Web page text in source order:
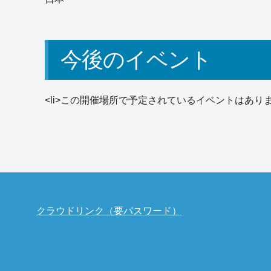
今後のイベント
<li>この開催場所で予定されているイベントはあり
クラウドリンク（要パスワード）